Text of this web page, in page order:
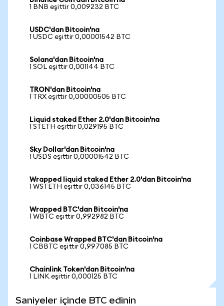
1 BNB eşittir 0,009232 BTC
USDC'dan Bitcoin'na
1 USDC eşittir 0,00001542 BTC
Solana'dan Bitcoin'na
1 SOL eşittir 0,001144 BTC
TRON'dan Bitcoin'na
1 TRX eşittir 0,00000505 BTC
Liquid staked Ether 2.0'dan Bitcoin'na
1 STETH eşittir 0,029195 BTC
Sky Dollar'dan Bitcoin'na
1 USDS eşittir 0,00001542 BTC
Wrapped liquid staked Ether 2.0'dan Bitcoin'na
1 WSTETH eşittir 0,036145 BTC
Wrapped BTC'dan Bitcoin'na
1 WBTC eşittir 0,992982 BTC
Coinbase Wrapped BTC'dan Bitcoin'na
1 CBBTC eşittir 0,997085 BTC
Chainlink Token'dan Bitcoin'na
1 LINK eşittir 0,000125 BTC
Saniyeler içinde BTC edinin